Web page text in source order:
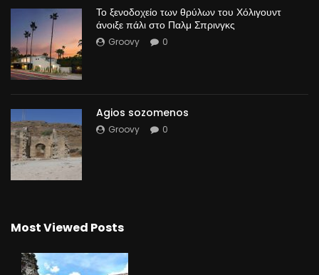
Το ξενοδοχείο των θρύλων του Χόλιγουντ
άνοιξε πάλι στο Παλμ Σπρινγκς
Groovy 0
Agios sozomenos
Groovy 0
Most Viewed Posts